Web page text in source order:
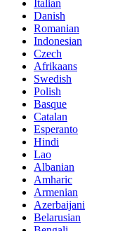
Italian
Danish
Romanian
Indonesian
Czech
Afrikaans
Swedish
Polish
Basque
Catalan
Esperanto
Hindi
Lao
Albanian
Amharic
Armenian
Azerbaijani
Belarusian